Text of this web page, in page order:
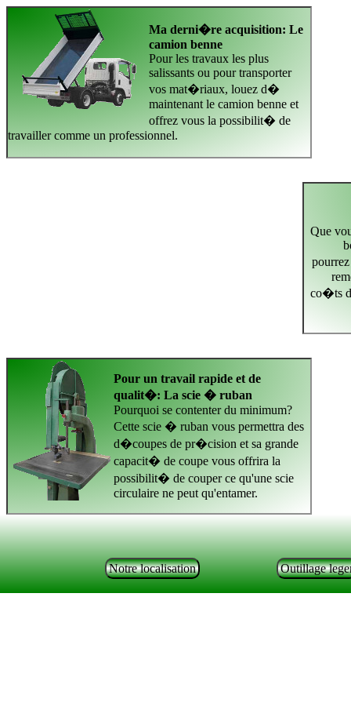
Ma derni�re acquisition: Le
camion benne
Pour les travaux les plus
salissants ou pour transporter
vos mat�riaux, louez d�
maintenant le camion benne et
offrez vous la possibilit� de
travailler comme un professionnel.
Que
co�ts
Pour un travail rapide et de
qualit�: La scie � ruban
Pourquoi se contenter du minimum?
Cette scie � ruban vous permettra des
d�coupes de pr�cision et sa grande
capacit� de coupe vous offrira la
possibilit� de couper ce qu'une scie
circulaire ne peut qu'entamer.
Notre localisation Outillage